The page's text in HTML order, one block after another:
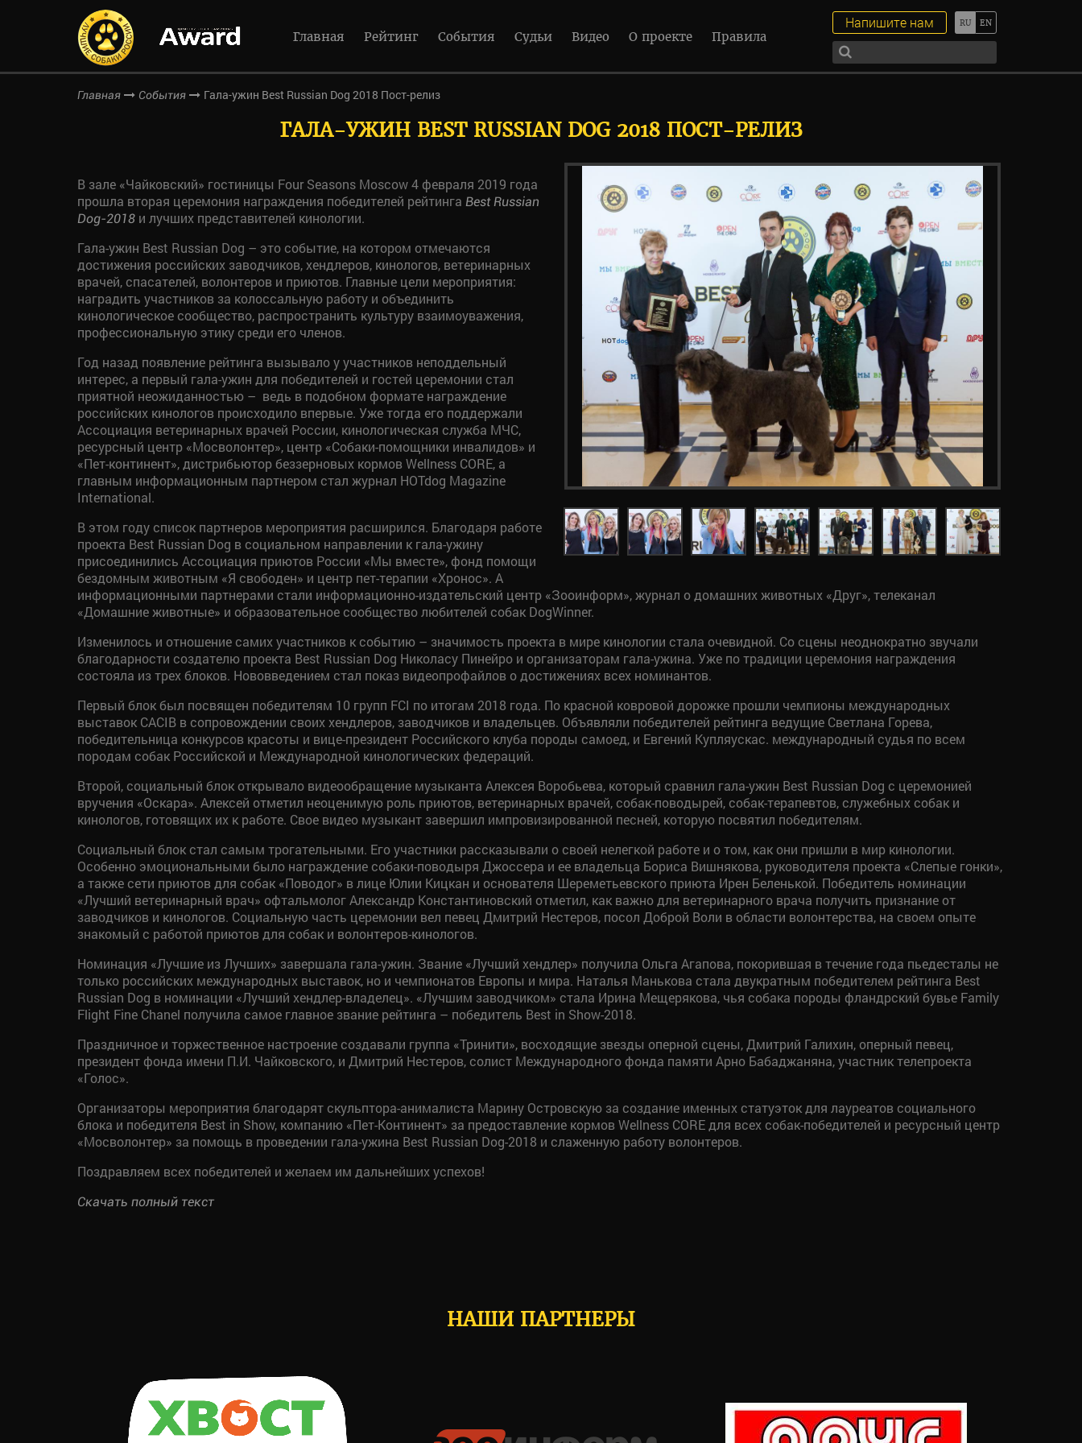
Главная Рейтинг События Судьи Видео О проекте Правила
Напишите нам
Главная События Гала-ужин Best Russian Dog 2018 Пост-релиз
ГАЛА-УЖИН BEST RUSSIAN DOG 2018 ПОСТ-РЕЛИЗ
В зале «Чайковский» гостиницы Four Seasons Moscow 4 февраля 2019 года
прошла вторая церемония награждения победителей рейтинга Best Russian
Dog-2018 и лучших представителей кинологии.
Гала-ужин Best Russian Dog – это событие, на котором отмечаются
достижения российских заводчиков, хендлеров, кинологов, ветеринарных
врачей, спасателей, волонтеров и приютов. Главные цели мероприятия:
наградить участников за колоссальную работу и объединить
кинологическое сообщество, распространить культуру взаимоуважения,
профессиональную этику среди его членов.
Год назад появление рейтинга вызывало у участников неподдельный
интерес, а первый гала-ужин для победителей и гостей церемонии стал
приятной неожиданностью – ведь в подобном формате награждение
российских кинологов происходило впервые. Уже тогда его поддержали
Ассоциация ветеринарных врачей России, кинологическая служба МЧС,
ресурсный центр «Мосволонтер», центр «Собаки-помощники инвалидов» и
«Пет-континент», дистрибьютор беззерновых кормов Wellness CORE, а
главным информационным партнером стал журнал HOTdog Magazine
International.
В этом году список партнеров мероприятия расширился. Благодаря работе
проекта Best Russian Dog в социальном направлении к гала-ужину
присоединились Ассоциация приютов России «Мы вместе», фонд помощи
бездомным животным «Я свободен» и центр пет-терапии «Хронос». А
информационными партнерами стали информационно-издательский центр «Зооинформ», журнал о домашних животных «Друг», телеканал
«Домашние животные» и образовательное сообщество любителей собак DogWinner.
Изменилось и отношение самих участников к событию – значимость проекта в мире кинологии стала очевидной. Со сцены неоднократно звучали
благодарности создателю проекта Best Russian Dog Николасу Пинейро и организаторам гала-ужина. Уже по традиции церемония награждения
состояла из трех блоков. Нововведением стал показ видеопрофайлов о достижениях всех номинантов.
Первый блок был посвящен победителям 10 групп FCI по итогам 2018 года. По красной ковровой дорожке прошли чемпионы международных
выставок CACIB в сопровождении своих хендлеров, заводчиков и владельцев. Объявляли победителей рейтинга ведущие Светлана Горева,
победительница конкурсов красоты и вице-президент Российского клуба породы самоед, и Евгений Купляускас. международный судья по всем
породам собак Российской и Международной кинологических федераций.
Второй, социальный блок открывало видеообращение музыканта Алексея Воробьева, который сравнил гала-ужин Best Russian Dog с церемонией
вручения «Оскара». Алексей отметил неоценимую роль приютов, ветеринарных врачей, собак-поводырей, собак-терапевтов, служебных собак и
кинологов, готовящих их к работе. Свое видео музыкант завершил импровизированной песней, которую посвятил победителям.
Социальный блок стал самым трогательными. Его участники рассказывали о своей нелегкой работе и о том, как они пришли в мир кинологии.
Особенно эмоциональными было награждение собаки-поводыря Джоссера и ее владельца Бориса Вишнякова, руководителя проекта «Слепые гонки»,
а также сети приютов для собак «Поводог» в лице Юлии Кицкан и основателя Шереметьевского приюта Ирен Беленькой. Победитель номинации
«Лучший ветеринарный врач» офтальмолог Александр Константиновский отметил, как важно для ветеринарного врача получить признание от
заводчиков и кинологов. Социальную часть церемонии вел певец Дмитрий Нестеров, посол Доброй Воли в области волонтерства, на своем опыте
знакомый с работой приютов для собак и волонтеров-кинологов.
Номинация «Лучшие из Лучших» завершала гала-ужин. Звание «Лучший хендлер» получила Ольга Агапова, покорившая в течение года пьедесталы не
только российских международных выставок, но и чемпионатов Европы и мира. Наталья Манькова стала двукратным победителем рейтинга Best
Russian Dog в номинации «Лучший хендлер-владелец». «Лучшим заводчиком» стала Ирина Мещерякова, чья собака породы фландрский бувье Family
Flight Fine Chanel получила самое главное звание рейтинга – победитель Best in Show-2018.
Праздничное и торжественное настроение создавали группа «Тринити», восходящие звезды оперной сцены, Дмитрий Галихин, оперный певец,
президент фонда имени П.И. Чайковского, и Дмитрий Нестеров, солист Международного фонда памяти Арно Бабаджаняна, участник телепроекта
«Голос».
Организаторы мероприятия благодарят скульптора-анималиста Марину Островскую за создание именных статуэток для лауреатов социального
блока и победителя Best in Show, компанию «Пет-Континент» за предоставление кормов Wellness CORE для всех собак-победителей и ресурсный центр
«Мосволонтер» за помощь в проведении гала-ужина Best Russian Dog-2018 и слаженную работу волонтеров.
Поздравляем всех победителей и желаем им дальнейших успехов!
Скачать полный текст
НАШИ ПАРТНЕРЫ